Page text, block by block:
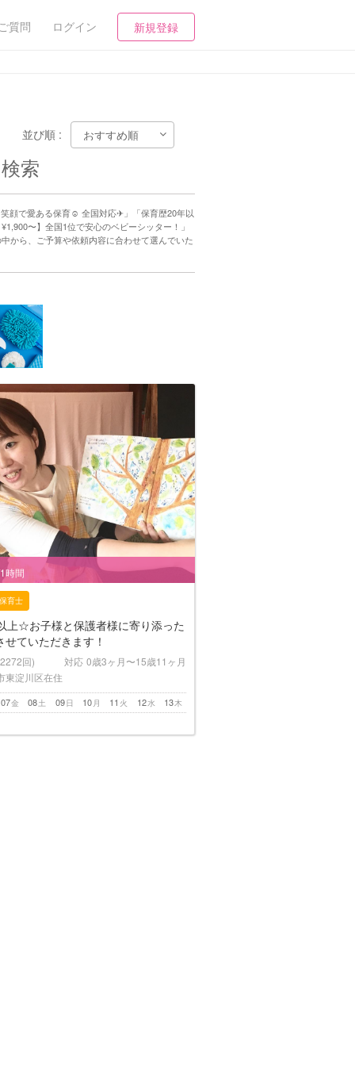
質問 ログイン 新規登録
並び順 :
索
顔で愛ある保育☺︎ 全国対応✈︎」「保育歴20年以
〜】全国1位で安心のベビーシッター！」
から、ご予算や依頼内容に合わせて選んでいた
時間
育士
上☆お子様と保護者様に寄り添った
ていただきます！
回) 対応 0歳3ヶ月〜15歳11ヶ月
東淀川区在住
金
07 土
08 日
09 月
10 火
11 水
12 木
13